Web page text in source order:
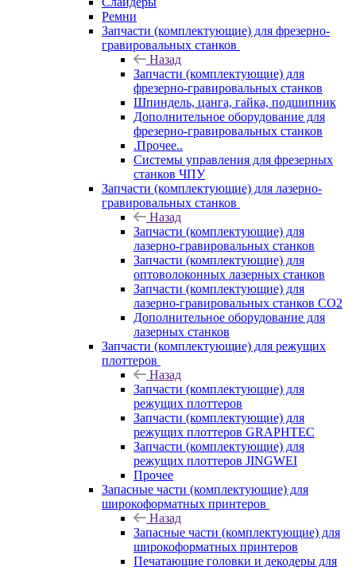
Ремни
Запчасти (комплектующие) для фрезерно-
гравировальных станков
Назад
Запчасти (комплектующие) для
фрезерно-гравировальных станков
Шпиндель, цанга, гайка, подшипник
Дополнительное оборудование для
фрезерно-гравировальных станков
.Прочее..
Системы управления для фрезерных
станков ЧПУ
Запчасти (комплектующие) для лазерно-
гравировальных станков
Назад
Запчасти (комплектующие) для
лазерно-гравировальных станков
Запчасти (комплектующие) для
оптоволоконных лазерных станков
Запчасти (комплектующие) для
лазерно-гравировальных станков CO2
Дополнительное оборудование для
лазерных станков
Запчасти (комплектующие) для режущих
плоттеров
Назад
Запчасти (комплектующие) для
режущих плоттеров
Запчасти (комплектующие) для
режущих плоттеров GRAPHTEC
Запчасти (комплектующие) для
режущих плоттеров JINGWEI
Прочее
Запасные части (комплектующие) для
широкоформатных принтеров
Назад
Запасные части (комплектующие) для
широкоформатных принтеров
Печатающие головки и декодеры для